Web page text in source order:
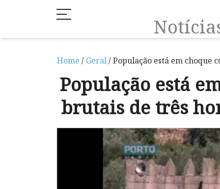
Home / Geral/ População está em choque
População está
brutais de três